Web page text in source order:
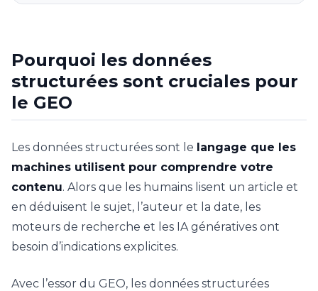
Pourquoi les données
structurées sont cruciales pour
le GEO
Les données structurées sont le langage que les
machines utilisent pour comprendre votre
contenu. Alors que les humains lisent un article et
en déduisent le sujet, l’auteur et la date, les
moteurs de recherche et les IA génératives ont
besoin d’indications explicites.
Avec l’essor du GEO, les données structurées